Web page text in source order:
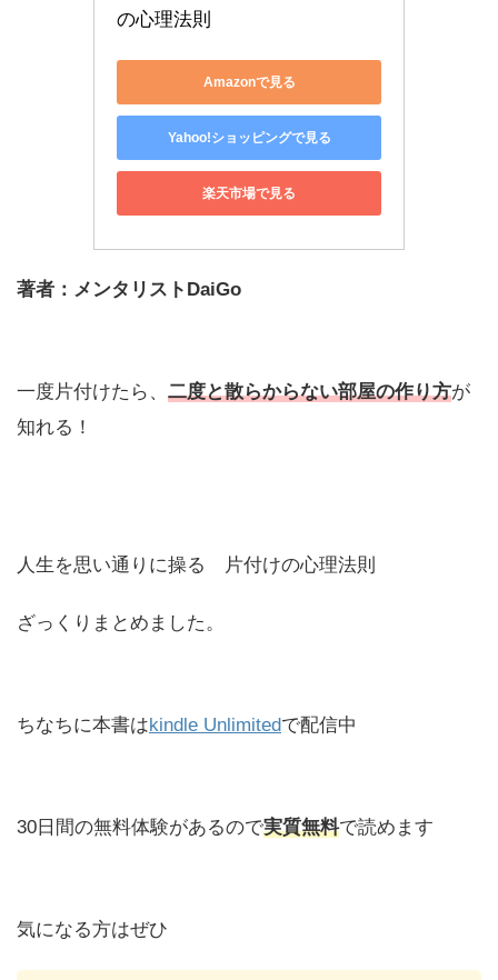
の心理法則
Amazonで見る
Yahoo!ショッピングで見る
楽天市場で見る
著者：メンタリストDaiGo
一度片付けたら、 二度と散らからない部屋の作り方が
知れる！
人生を思い通りに操る 片付けの心理法則
ざっくりまとめました。
ちなちに本書はkindle Unlimitedで配信中
30日間の無料体験があるので実質無料で読めます
気になる方はぜひ